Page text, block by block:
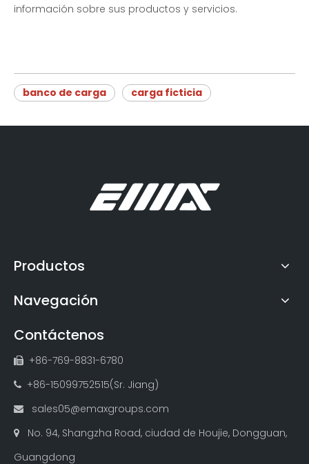
información sobre sus productos y servicios.
banco de carga carga ficticia
Productos
Navegación
Contáctenos
 +86-769-8831-6780
 +86-15099752515(Sr. Jiang)
 sales05@emaxgroups.com

No. 94, Shangzha Road, ciudad de Houjie, Dongguan,
Guangdong